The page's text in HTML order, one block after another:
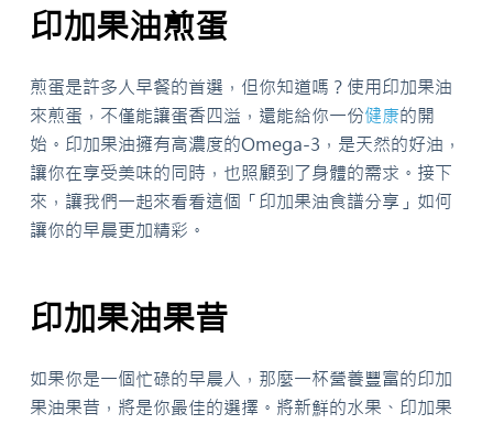
印加果油煎蛋
煎蛋是許多人早餐的首選，但你知道嗎？使用印加果油
來煎蛋，不僅能讓蛋香四溢，還能給你一份健康的開
始。印加果油擁有高濃度的Omega-3，是天然的好油，
讓你在享受美味的同時，也照顧到了身體的需求。接下
來，讓我們一起來看看這個「印加果油食譜分享」如何
讓你的早晨更加精彩。
印加果油果昔
如果你是一個忙碌的早晨人，那麼一杯營養豐富的印加
果油果昔，將是你最佳的選擇。將新鮮的水果、印加果